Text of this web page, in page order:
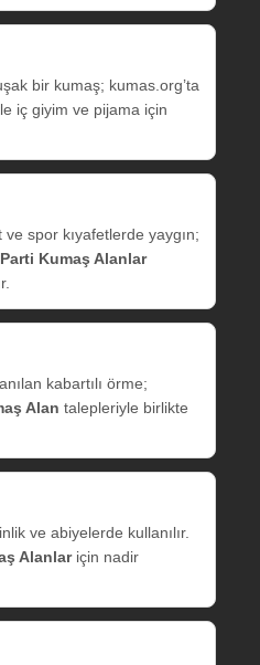
bir kumaş; kumas.org’ta
iç giyim ve pijama için
spor kıyafetlerde yaygın;
Parti Kumaş Alanlar
kabartılı örme;
Alan talepleriyle birlikte
ve abiyelerde kullanılır.
Alanlariçin nadir